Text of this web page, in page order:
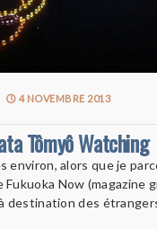
4 NOVEMBRE 2013
Tômyô Watching
environ, alors que je
Fukuoka Now (magazine
destination des